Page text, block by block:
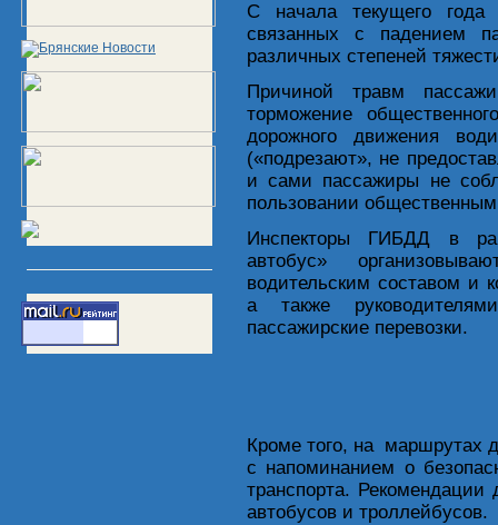
С начала текущего года
связанных с падением
различных степеней
Причиной травм
торможение
дорожного движения
(«подрезают», не
и сами пассажиры не
пользовании
Инспекторы ГИБДД в
автобус»
водительским составом и
а также
пассажирские перевозки.
Кроме того, на маршрутах
с напоминанием о
транспорта.
автобусов и троллейбусов.